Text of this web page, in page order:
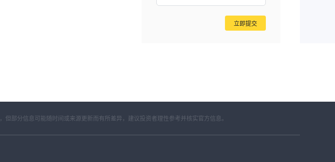
立即提交
部分信息可能随时间或来源更新而有所差异，建议投资者理性参考并核实官方信息。